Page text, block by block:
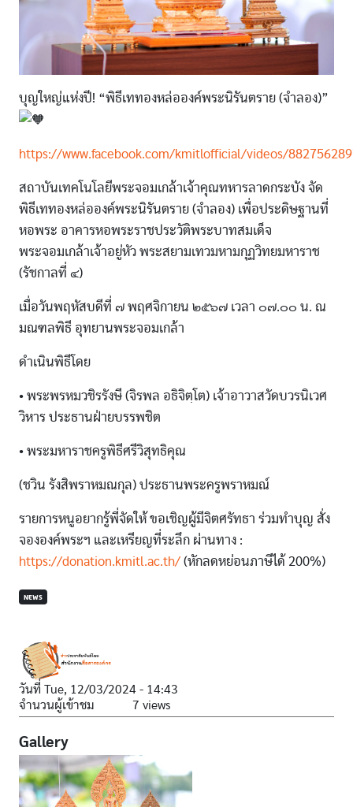
บุญใหญ่แห่งปี! “พิธีเททองหล่อองค์พระนิรันตราย (จำลอง)”
https://www.facebook.com/kmitlofficial/videos/
สถาบันเทคโนโลยีพระจอมเกล้าเจ้าคุณทหารลาดกระบัง จัด
พิธีเททองหล่อองค์พระนิรันตราย (จำลอง) เพื่อประดิษฐานที่
หอพระ อาคารหอพระราชประวัติพระบาทสมเด็จ
พระจอมเกล้าเจ้าอยู่หัว พระสยามเทวมหามกุฏวิทยมหาราช
(รัชกาลที่ ๔)
เมื่อวันพฤหัสบดีที่ ๗ พฤศจิกายน ๒๕๖๗ เวลา ๐๗.๐๐ น. ณ
มณฑลพิธี อุทยานพระจอมเกล้า
ดำเนินพิธีโดย
• พระพรหมวชิรรังษี (จิรพล อธิจิตฺโต) เจ้าอาวาสวัดบวรนิเวศ
วิหาร ประธานฝ่ายบรรพชิต
• พระมหาราชครูพิธีศรีวิสุทธิคุณ
(ชวิน รังสิพราหมณกุล) ประธานพระครูพราหมณ์
รายการหนูอยากรู้พี่จัดให้ ขอเชิญผู้มีจิตศรัทธา ร่วมทำบุญ สั่ง
จององค์พระฯ และเหรียญที่ระลึก ผ่านทาง :
https://donation.kmitl.ac.th/ (หักลดหย่อนภาษีได้ 200%)
NEWS
วันที่ Tue, 12/03/2024 - 14:43
จำนวนผู้เข้าชม
7 views
Gallery